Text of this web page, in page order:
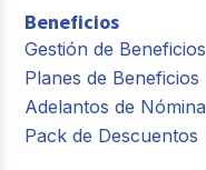
Beneficios
Gestión de Beneficios
Planes de Beneficios
Adelantos de Nómina
Pack de Descuentos